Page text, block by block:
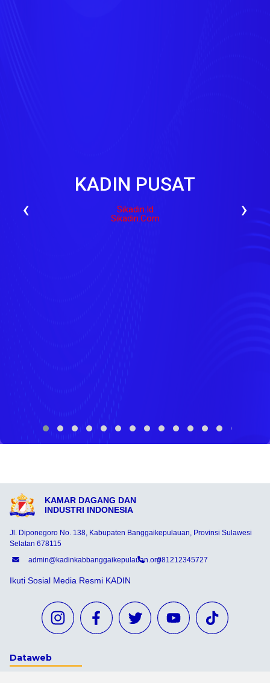
KADIN PUSAT
Sikadin.id
Sikadin.com
‹ ›
KAMAR DAGANG DAN
INDUSTRI INDONESIA
Jl. Diponegoro No. 138, Kabupaten Banggaikepulauan, Provinsi Sulawesi
Selatan 678115
admin@kadinkabbanggaikepulauan.org081212345727
Ikuti Sosial Media Resmi KADIN
Dataweb